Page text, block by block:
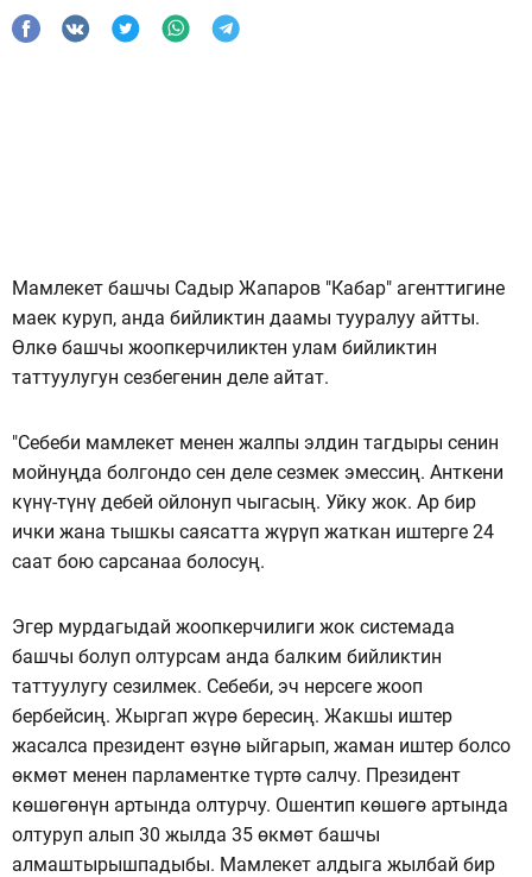
Мамлекет башчы Садыр Жапаров "Кабар" агенттигине
маек куруп, анда бийликтин даамы тууралуу айтты.
Өлкө башчы жоопкерчиликтен улам бийликтин
таттуулугун сезбегенин деле айтат.
"Себеби мамлекет менен жалпы элдин тагдыры сенин
мойнуңда болгондо сен деле сезмек эмессиң. Анткени
күнү-түнү дебей ойлонуп чыгасың. Уйку жок. Ар бир
ички жана тышкы саясатта жүрүп жаткан иштерге 24
саат бою сарсанаа болосуң.
Эгер мурдагыдай жоопкерчилиги жок системада
башчы болуп олтурсам анда балким бийликтин
таттуулугу сезилмек. Себеби, эч нерсеге жооп
бербейсиң. Жыргап жүрө бересиң. Жакшы иштер
жасалса президент өзүнө ыйгарып, жаман иштер болсо
өкмөт менен парламентке түртө салчу. Президент
көшөгөнүн артында олтурчу. Ошентип көшөгө артында
олтуруп алып 30 жылда 35 өкмөт башчы
алмаштырышпадыбы. Мамлекет алдыга жылбай бир